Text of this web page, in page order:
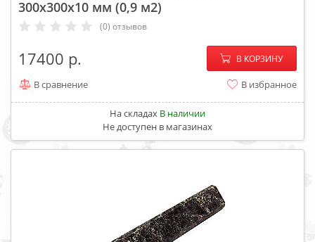
300x300x10 мм (0,9 м2)
(0) отзывов
17400 − +
В КОРЗИНУ
В сравнение В избранное
На складах В наличии
Не доступен в магазинах